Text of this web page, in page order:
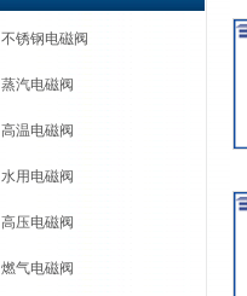
不锈钢电磁阀
蒸汽电磁阀
高温电磁阀
水用电磁阀
高压电磁阀
燃气电磁阀